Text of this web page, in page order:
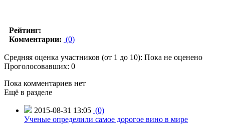
Рейтинг:
Комментарии: (0)
Средняя оценка участников (от 1 до 10): Пока не оценено
Проголосовавших: 0
Пока комментариев нет
Ещё в разделе
2015-08-31 13:05 (0)
Ученые определили самое дорогое вино в мире